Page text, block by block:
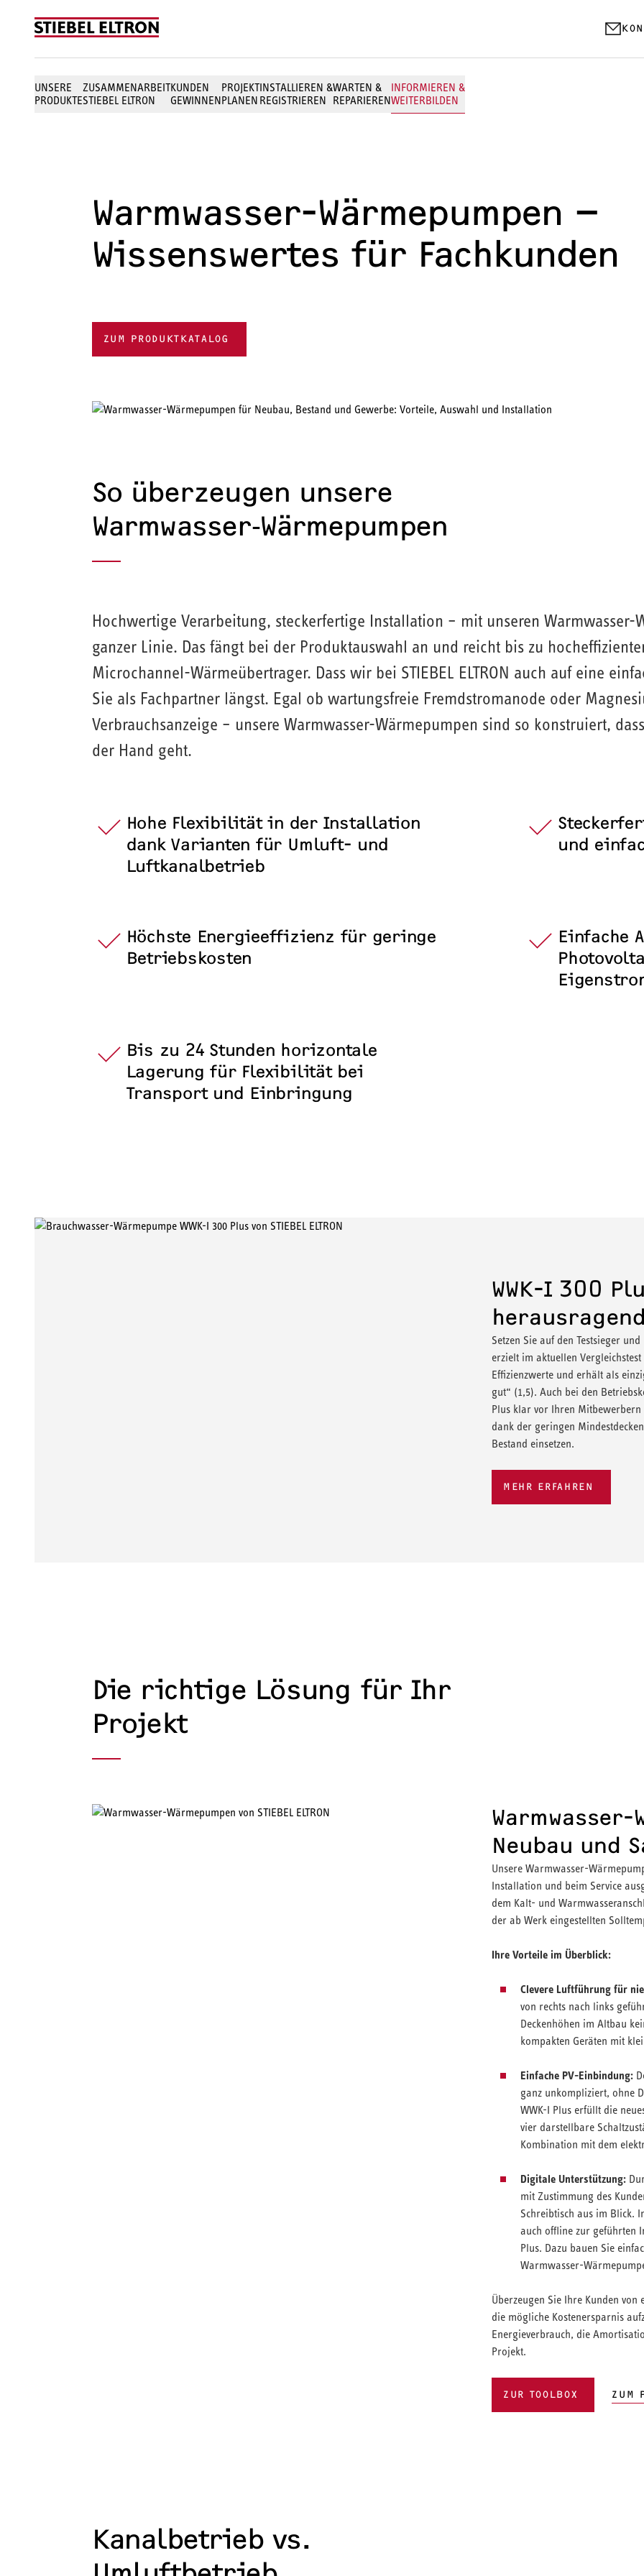
UNSERE
PRODUKTE
ZUSAMMENARBEIT
STIEBEL ELTRON
KUNDEN
GEWINNEN
PROJEKT
PLANEN
INSTALLIEREN &
REGISTRIEREN
WARTEN &
REPARIEREN
INFORMIEREN &
WEITERBILDEN
Durchlauferhitzer
Wohnungsstationen
Warmwasser-Wärmepumpen –
Wissenswertes für Fachkunden
ZUM PRODUKTKATALOG
So überzeugen unsere
Warmwasser‑Wärmepumpen
Hochwertige Verarbeitung, steckerfertige Installation – mit unseren
ganzer Linie. Das fängt bei der Produktauswahl an und reicht bis zu
Microchannel-Wärmeübertrager. Dass wir bei STIEBEL ELTRON auch auf eine
Sie als Fachpartner längst. Egal ob wartungsfreie Fremdstromanode oder
Verbrauchsanzeige – unsere Warmwasser-Wärmepumpen sind so konstruiert,
der Hand geht.
Hohe Flexibilität in der Installation
dank Varianten für Umluft- und
Luftkanalbetrieb
und
Höchste Energieeffizienz für geringe
Betriebskosten
Einfache
Bis zu 24 Stunden horizontale
Lagerung für Flexibilität bei
Transport und Einbringung
WWK-I 300
Setzen Sie auf den Testsieger und
erzielt im aktuellen
Effizienzwerte und erhält als
gut“ (1,5). Auch bei den
Plus klar vor Ihren
dank der geringen
Bestand einsetzen.
MEHR ERFAHREN
Die richtige Lösung für Ihr
Projekt
Neubau und
Unsere Warmwasser-
Installation und beim Service
dem Kalt- und
der ab Werk eingestellten
Ihre Vorteile im Überblick:
Clevere Luftführung für
von rechts nach links
Deckenhöhen im Altbau
kompakten Geräten mit
Einfache PV-Einbindung:
ganz unkompliziert, ohne
WWK-I Plus erfüllt die
vier darstellbare
Kombination mit dem
Digitale Unterstützung:
mit Zustimmung des
Schreibtisch aus im Blick.
auch offline zur geführten
Plus. Dazu bauen Sie
Warmwasser-
Überzeugen Sie Ihre Kunden
die mögliche Kostenersparnis
Energieverbrauch, die
Projekt.
ZUR TOOLBOX ZUM
Kanalbetrieb vs.